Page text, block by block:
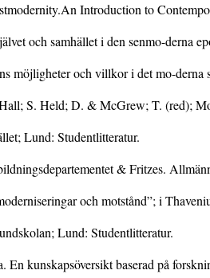
Introduction to
och samhället i den senmo-derna
möjligheter och villkor i det mo-derna
S. Held; D. & McGrew; T. (red);
Lund: Studentlitteratur.
& Fritzes.
och motstånd”; i
Lund: Studentlitteratur.
kunskapsöversikt baserad på